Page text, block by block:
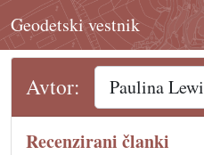
Geodetski vestnik
Avtor:
Recenzirani članki